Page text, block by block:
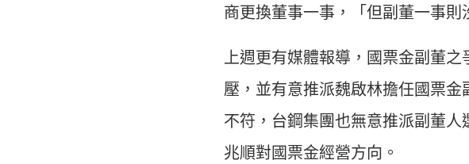
商更換董事一事，「但副董一事則
上週更有媒體報導，國票金副董
壓，並有意推派魏啟林擔任國票
不符，台鋼集團也無意推派副董
兆順對國票金經營方向。